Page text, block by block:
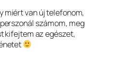
miért van új telefonom,
számom, meg
kifejtem az egészet,